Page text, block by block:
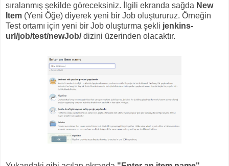
sıralanmış şekilde göreceksiniz. İlgili ekranda sağda New
Item (Yeni Öğe) diyerek yeni bir Job oluştururuz. Örneğin
Test ortamı için yeni bir Job oluşturma şekli jenkins-
url/job/test/newJob/dizini üzerinden olacaktır.